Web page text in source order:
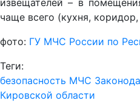
извещателей – в
чаще всего (кухня, коридор,
фото: ГУ МЧС России по
Теги:
безопасность МЧС
Кировской области